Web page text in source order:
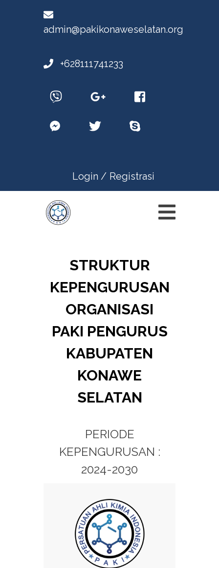
admin@pakikonaweselatan.org
+628111741233
Login / Registrasi
STRUKTUR
KEPENGURUSAN
ORGANISASI
PAKI PENGURUS
KABUPATEN
KONAWE
SELATAN
PERIODE
KEPENGURUSAN :
2024-2030